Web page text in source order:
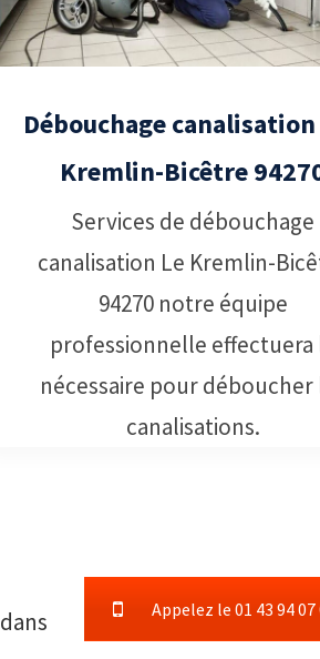
Débouchage canalisation
Kremlin-Bicêtre
Services de débouchage
canalisation Le Kremlin-
94270 notre équipe
professionnelle effectuera
nécessaire pour déboucher
canalisations.
dans
Appelez le 01 43 94 07